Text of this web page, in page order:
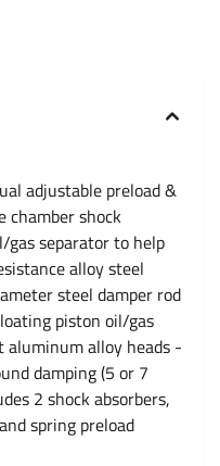
adjustable preload &
chamber shock
separator to help
alloy steel
steel damper rod
piston oil/gas
aluminum alloy heads -
damping (5 or 7
2 shock absorbers,
spring preload